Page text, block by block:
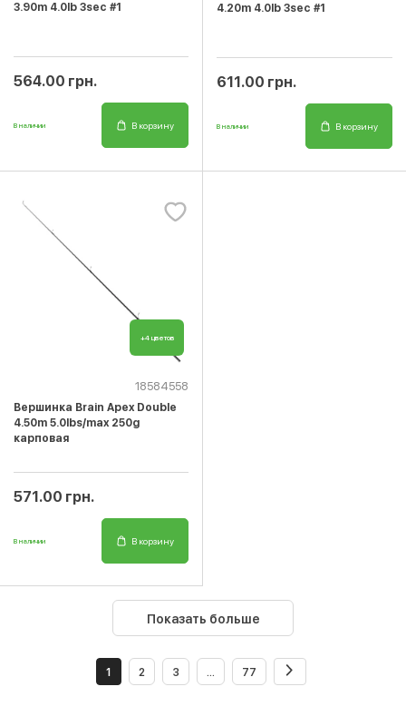
3.90m 4.0lb 3sec #1
564.00 грн.
В наличии В корзину
4.20m 4.0lb 3sec #1
611.00 грн.
В наличии В корзину
+4 цветов
18584558
Вершинка Brain Apex Double
4.50m 5.0lbs/max 250g
карповая
571.00 грн.
В наличии В корзину
Показать больше
1 2 3 ... 77